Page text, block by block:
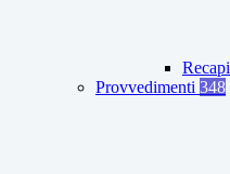
Provvedimenti 348